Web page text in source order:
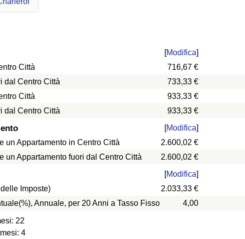
[Modifica]
Città
716,67 €
dal Centro Città 733,33 €
Città 933,33 €
dal Centro Città 933,33 €
[Modifica]
un Appartamento in Centro Città
2.600,02 €
un Appartamento fuori dal Centro Città
2.600,02 €
[Modifica]
Imposte)
2.033,33 €
Annuale, per 20 Anni a Tasso Fisso
4,00
22
4